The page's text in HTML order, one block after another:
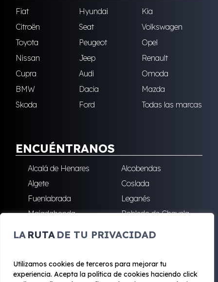
LA RUTA DE TU PRIVACIDAD
Utilizamos cookies de terceros para mejorar tu
experiencia. Acepta la política de cookies haciendo click
Fiat Hyundai
Kia
Citroën
Seat
Volkswagen
Toyota
Peugeot
Opel
Nissan
Jeep
Renault
Cupra
Audi
Omoda
BMW
Dacia
Mazda
Skoda
Ford Todas las marcas
ENCUÉNTRANOS
Alcalá de Henares
Alcobendas
Algete
Coslada
Fuenlabrada
Leganés
Majadahonda
Robledo de Chavela
Reyes